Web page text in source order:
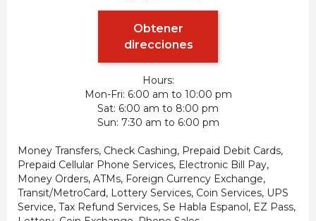
Obtener
direcciones
Hours:
Mon-Fri 6:00 am to 10:00 pm
Sat 6:00 am to 8:00 pm
Sun 7:30 am to 6:00 pm
Money Transfers, Check Cashing, Prepaid Debit Cards,
Prepaid Cellular Phone Services, Electronic Bill Pay,
Money Orders, ATMs, Foreign Currency Exchange,
Transit/MetroCard, Lottery Services, Coin Services, UPS
Service, Tax Refund Services, Se Habla Espanol, EZ Pass,